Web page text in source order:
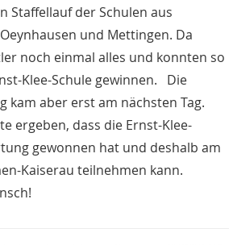
Staffellauf der Schulen aus
und Mettingen. Da
noch einmal alles und konnten so
Klee-Schule gewinnen. Die
kam aber erst am nächsten Tag.
ergeben, dass die Ernst-Klee-
gewonnen hat und deshalb am
Kaiserau teilnehmen kann.